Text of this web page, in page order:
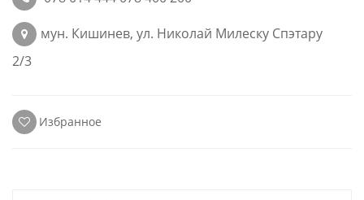
мун. Кишинев, ул. Николай Милеску Спэтару
2/3
Избранное